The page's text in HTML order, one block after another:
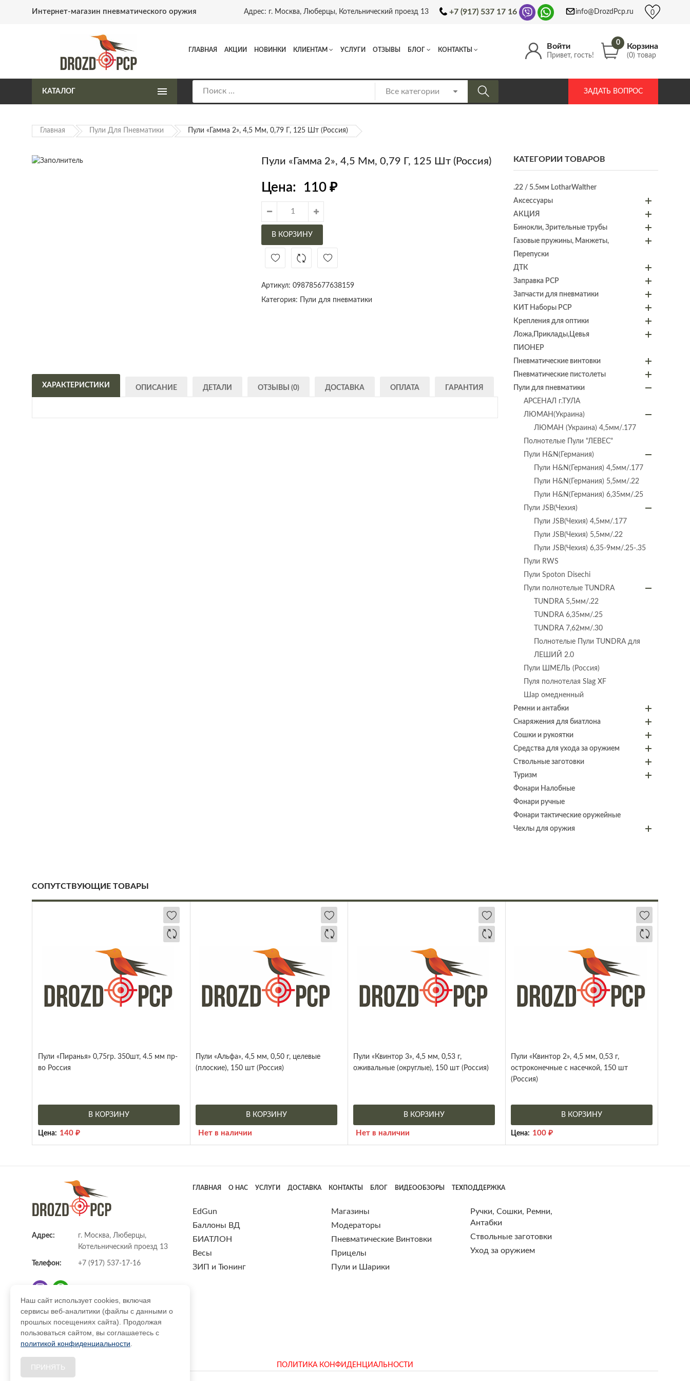
Интернет-магазин пневматического оружия Адрес: г. Москва, Люберцы, Котельнический проезд 13 +7 (917) 537 17 16 info@DrozdPcp.ru 0
Войти
Привет, гость!
0 Корзина
(0) товар
ГЛАВНАЯ АКЦИИ НОВИНКИ КЛИЕНТАМ УСЛУГИ ОТЗЫВЫ БЛОГ КОНТАКТЫ
КАТАЛОГ ЗАДАТЬ ВОПРОС
Главная Пули Для Пневматики Пули «Гамма 2», 4,5 Мм, 0,79 Г, 125 Шт (Россия)
Пули «Гамма 2», 4,5 Мм, 0,79 Г, 125 Шт (Россия)
Цена: 110 ₽
В КОРЗИНУ
Артикул: 098785677638159
Категория:
Пули для пневматики
ХАРАКТЕРИСТИКИ ОПИСАНИЕ ДЕТАЛИ ОТЗЫВЫ (0) ДОСТАВКА ОПЛАТА ГАРАНТИЯ
КАТЕГОРИИ ТОВАРОВ
.22 / 5.5мм LotharWalther
Аксессуары
АКЦИЯ
Бинокли, Зрительные трубы
Газовые пружины, Манжеты,
Перепуски
ДТК
Заправка PCP
Запчасти для пневматики
КИТ Наборы PCP
Крепления для оптики
Ложа,Приклады,Цевья
ПИОНЕР
Пневматические винтовки
Пневматические пистолеты
Пули для пневматики
АРСЕНАЛ г.ТУЛА
ЛЮМАН(Украина)
ЛЮМАН (Украина) 4,5мм/.177
Полнотелые Пули "ЛЕВЕС"
Пули H&N(Германия)
Пули H&N(Германия) 4,5мм/.177
Пули H&N(Германия) 5,5мм/.22
Пули H&N(Германия) 6,35мм/.25
Пули JSB(Чехия)
Пули JSB(Чехия) 4,5мм/.177
Пули JSB(Чехия) 5,5мм/.22
Пули JSB(Чехия) 6,35-9мм/.25-.35
Пули RWS
Пули Spoton Disechi
Пули полнотелые TUNDRA
TUNDRA 5,5мм/.22
TUNDRA 6,35мм/.25
TUNDRA 7,62мм/.30
Полнотелые Пули TUNDRA для
ЛЕШИЙ 2.0
Пули ШМЕЛЬ (Россия)
Пуля полнотелая Slag XF
Шар омедненный
Ремни и антабки
Снаряжения для биатлона
Сошки и рукоятки
Средства для ухода за оружием
Ствольные заготовки
Туризм
Фонари Налобные
Фонари ручные
Фонари тактические оружейные
Чехлы для оружия
СОПУТСТВУЮЩИЕ ТОВАРЫ
Пули «Пиранья» 0,75гр. 350шт, 4.5 мм пр-
во Россия
В КОРЗИНУ
Цена: 140 ₽
Пули «Альфа», 4,5 мм, 0,50 г, целевые
(плоские), 150 шт (Россия)
В КОРЗИНУ
Нет в наличии
Пули «Квинтор 3», 4,5 мм, 0,53 г,
оживальные (округлые), 150 шт (Россия)
В КОРЗИНУ
Нет в наличии
Пули «Квинтор 2», 4,5 мм, 0,53 г,
остроконечные с насечкой, 150 шт
(Россия)
В КОРЗИНУ
Цена: 100 ₽
Адрес:
г. Москва, Люберцы,
Котельнический проезд 13
Телефон: +7 (917) 537-17-16
E-mail: info@DrozdPcp.ru
ГЛАВНАЯ О НАС УСЛУГИ ДОСТАВКА КОНТАКТЫ БЛОГ ВИДЕООБЗОРЫ ТЕХПОДДЕРЖКА
EdGun
Баллоны ВД
БИАТЛОН
Весы
ЗИП и Тюнинг
Магазины
Модераторы
Пневматические Винтовки
Прицелы
Пули и Шарики
Ручки, Сошки, Ремни,
Антабки
Ствольные заготовки
Уход за оружием
ПОЛИТИКА КОНФИДЕНЦИАЛЬНОСТИ
Наш сайт использует cookies, включая
сервисы веб-аналитики (файлы с данными о
прошлых посещениях сайта). Продолжая
пользоваться сайтом, вы соглашаетесь с
политикой конфиденциальности
ПРИНЯТЬ